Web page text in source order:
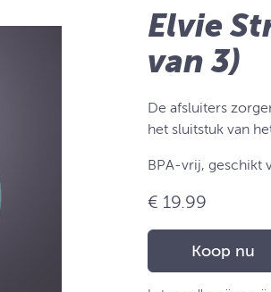
Elvie
van 3)
De afsluiters
het sluitstuk van
BPA-vrij, geschikt
€ 19.99
Koop nu